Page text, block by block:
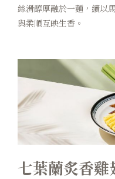
絲滑醇厚融於一麵，續以
與柔順互映生香。
七葉蘭炙香雞